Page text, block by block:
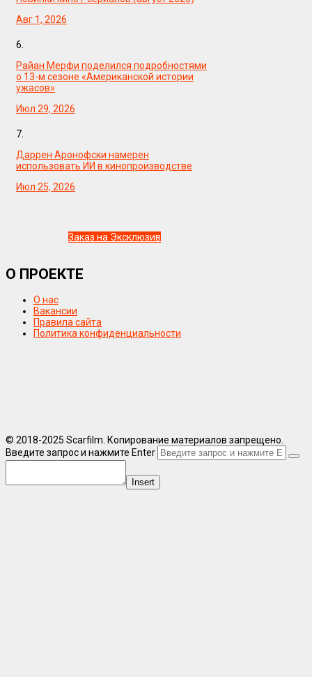
Авг 1, 2026
6.
Райан Мерфи поделился подробностями
о 13-м сезоне «Американской истории
ужасов»
Июл 29, 2026
7.
Даррен Аронофски намерен
использовать ИИ в кинопроизводстве
Июл 25, 2026
Заказ на Эксклюзив
О ПРОЕКТЕ
О нас
Вакансии
Правила сайта
Политика конфиденциальности
© 2018-2025 Scarfilm. Копирование материалов запрещено.
Введите запрос и нажмите Enter
Insert